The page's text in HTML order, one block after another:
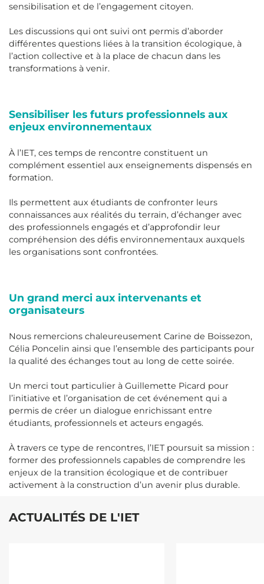
sensibilisation et de l’engagement citoyen.
Les discussions qui ont suivi ont permis d’aborder
différentes questions liées à la transition écologique, à
l’action collective et à la place de chacun dans les
transformations à venir.
Sensibiliser les futurs professionnels aux
enjeux environnementaux
À l’IET, ces temps de rencontre constituent un
complément essentiel aux enseignements dispensés en
formation.
Ils permettent aux étudiants de confronter leurs
connaissances aux réalités du terrain, d’échanger avec
des professionnels engagés et d’approfondir leur
compréhension des défis environnementaux auxquels
les organisations sont confrontées.
Un grand merci aux intervenants et
organisateurs
Nous remercions chaleureusement Carine de Boissezon,
Célia Poncelin ainsi que l’ensemble des participants pour
la qualité des échanges tout au long de cette soirée.
Un merci tout particulier à Guillemette Picard pour
l’initiative et l’organisation de cet événement qui a
permis de créer un dialogue enrichissant entre
étudiants, professionnels et acteurs engagés.
À travers ce type de rencontres, l’IET poursuit sa mission :
former des professionnels capables de comprendre les
enjeux de la transition écologique et de contribuer
activement à la construction d’un avenir plus durable.
ACTUALITÉS DE L'IET